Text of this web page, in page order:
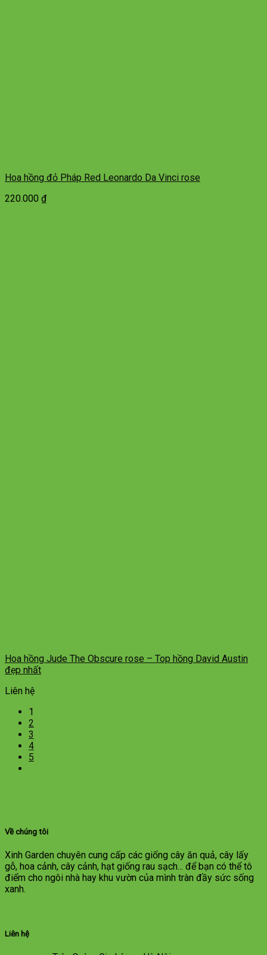
Hoa hồng đỏ Pháp Red Leonardo Da Vinci rose
220.000 ₫
Hoa hồng Jude The Obscure rose – Top hồng David Austin
đẹp nhất
Liên hệ
1
2
3
4
5
Về chúng tôi
Xinh Garden chuyên cung cấp các giống cây ăn quả, cây lấy
gỗ, hoa cảnh, cây cảnh, hạt giống rau sạch... để bạn có thể tô
điểm cho ngôi nhà hay khu vườn của mình tràn đầy sức sống
xanh.
Liên hệ